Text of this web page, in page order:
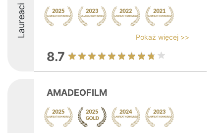
Laureaci Pokaż więcej >>
8.7
AMADEOFILM